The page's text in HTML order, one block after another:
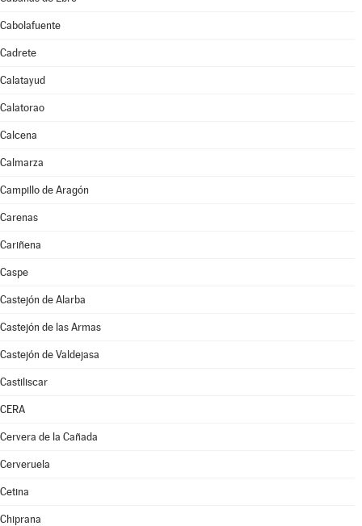
Cabolafuente
Cadrete
Calatayud
Calatorao
Calcena
Calmarza
Campillo de Aragón
Carenas
Cariñena
Caspe
Castejón de Alarba
Castejón de las Armas
Castejón de Valdejasa
Castiliscar
CERA
Cervera de la Cañada
Cerveruela
Cetina
Chiprana